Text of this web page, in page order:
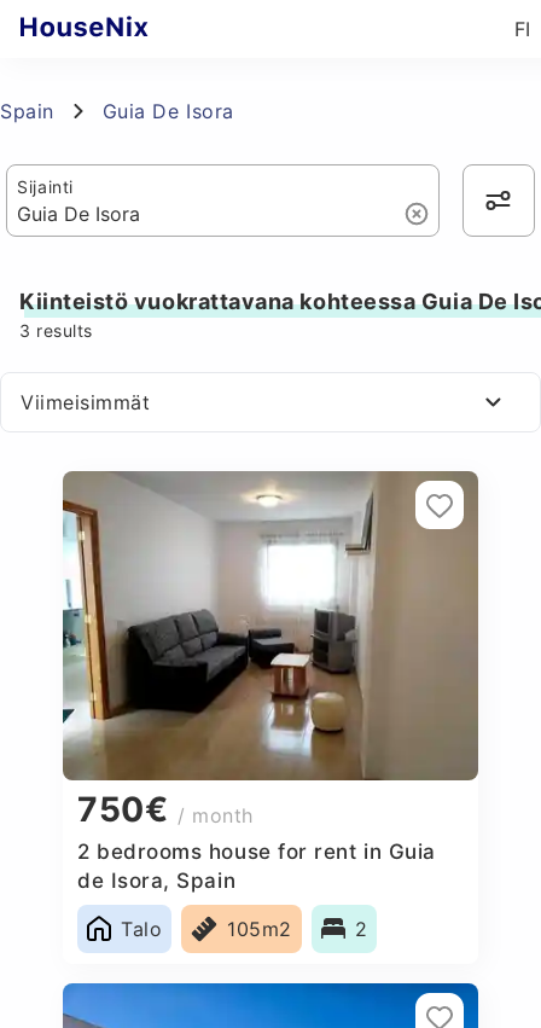
FI
Spain Guia De Isora
Sijainti
Kiinteistö vuokrattavana kohteessa Guia De
3 results
Viimeisimmät
750€ / month
2 bedrooms house for rent in Guia
de Isora, Spain
Talo
105m2 2